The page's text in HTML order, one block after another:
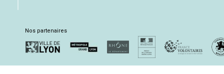
Nos partenaires